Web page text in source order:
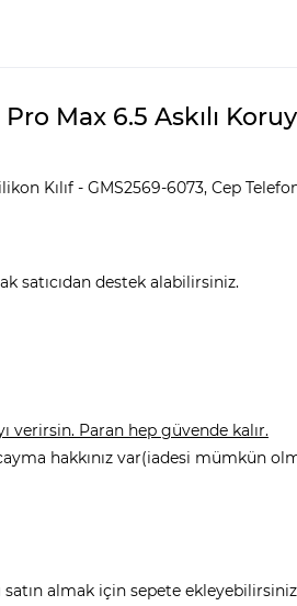
Max 6.5 Askılı
Kılıf - GMS2569-6073, Cep
satıcıdan destek alabilirsiniz.
verirsin. Paran hep güvende kalır.
hakkınız var(iadesi mümkün
almak için sepete